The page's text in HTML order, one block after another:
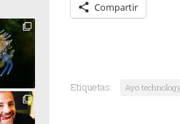
Compartir
Etiquetas: Ayo technology